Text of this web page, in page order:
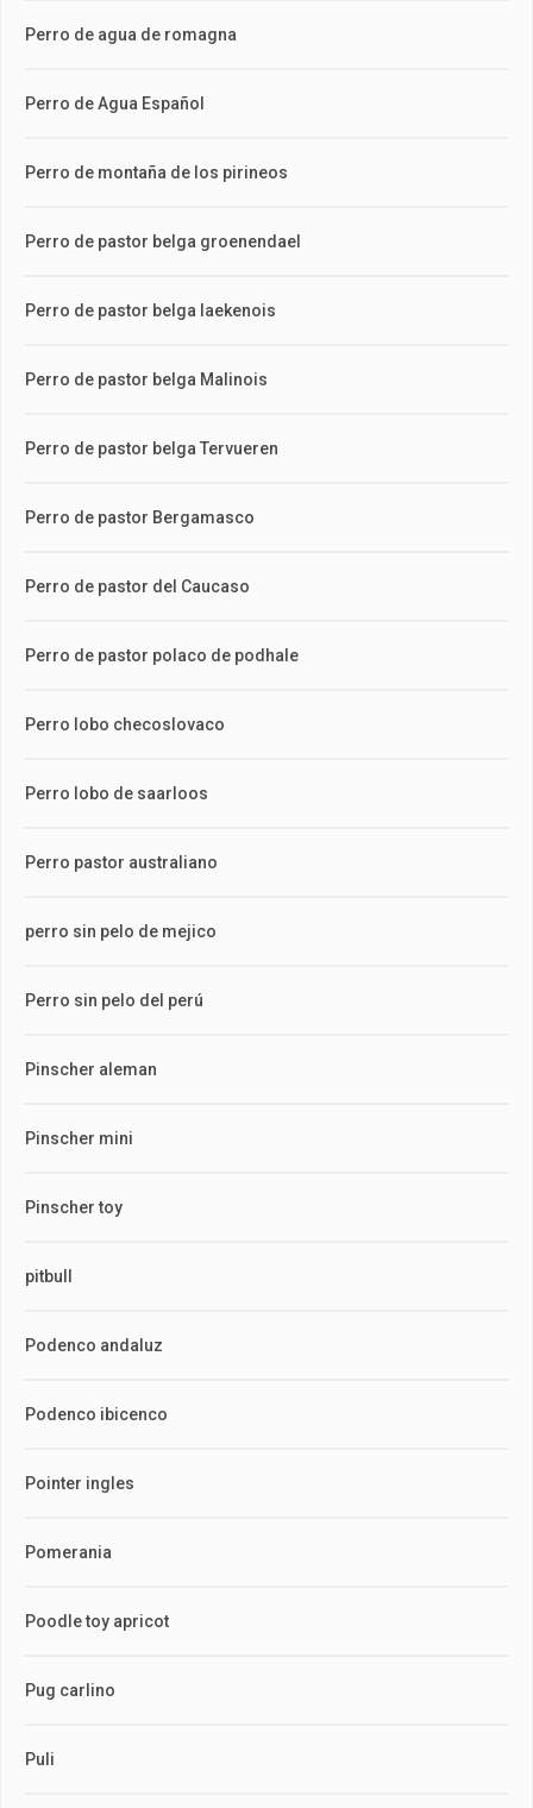
Perro de agua de romagna
Perro de Agua Español
Perro de montaña de los pirineos
Perro de pastor belga groenendael
Perro de pastor belga laekenois
Perro de pastor belga Malinois
Perro de pastor belga Tervueren
Perro de pastor Bergamasco
Perro de pastor del Caucaso
Perro de pastor polaco de podhale
Perro lobo checoslovaco
Perro lobo de saarloos
Perro pastor australiano
perro sin pelo de mejico
Perro sin pelo del perú
Pinscher aleman
Pinscher mini
Pinscher toy
pitbull
Podenco andaluz
Podenco ibicenco
Pointer ingles
Pomerania
Poodle toy apricot
Pug carlino
Puli